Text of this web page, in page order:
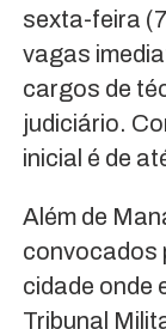
sexta-feira
vagas
cargos de
judiciário.
inicial é de
Além de
convocados
cidade onde
Tribunal